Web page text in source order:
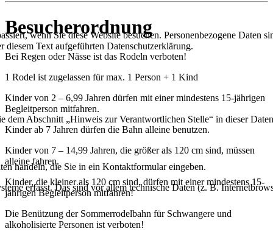
Besucherordnung
Bei Regen oder Nässe ist das Rodeln verboten!
1 Rodel ist zugelassen für max. 1 Person + 1 Kind
Kinder von 2 – 6,99 Jahren dürfen mit einer mindestens 15-jährigen
Begleitperson mitfahren.
Kinder ab 7 Jahren dürfen die Bahn alleine benutzen.
Kinder von 7 – 14,99 Jahren, die größer als 120 cm sind, müssen
alleine fahren.
Kinder, die kleiner als 120 cm sind, dürfen mit einer mindestens 15-
jährigen Begleitperson mitfahren!
Die Benützung der Sommerrodelbahn für Schwangere und
alkoholisierte Personen ist verboten!
wenn Sie diese Website besuchen. Personenbezogene Daten
Text aufgeführten Datenschutzerklärung.
Abschnitt „Hinweis zur Verantwortlichen Stelle“ in dieser
handeln, die Sie in ein Kontaktformular eingeben.
erfasst. Das sind vor allem technische Daten (z. B.